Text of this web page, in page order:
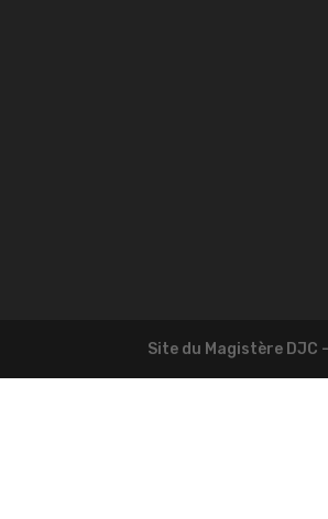
Site du Magistère